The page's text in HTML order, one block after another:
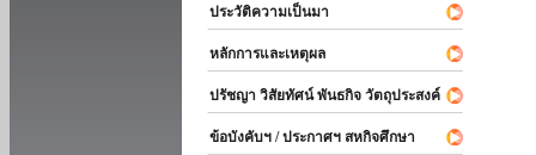
ประวัติความเป็นมา
หลักการและเหตุผล
ปรัชญา วิสัยทัศน์ พันธกิจ วัตถุประสงค์
ข้อบังคับฯ / ประกาศฯ สหกิจศึกษา